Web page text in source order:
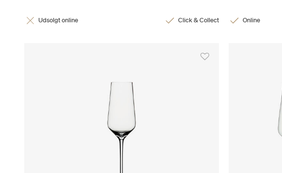
Udsolgt online Click & Collect Online